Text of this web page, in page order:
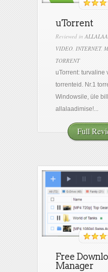
uTorrent
Reviewed in
VIDEO, INTERNET,
TORRENT
uTorrent: turvaline
torrenteid. Nr.1
Windowsile, üle
allalaadimise!...
Full
Free
Manager